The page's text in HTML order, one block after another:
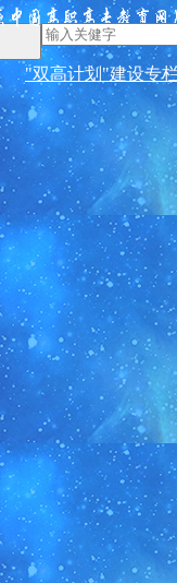
"双高计划"建设专